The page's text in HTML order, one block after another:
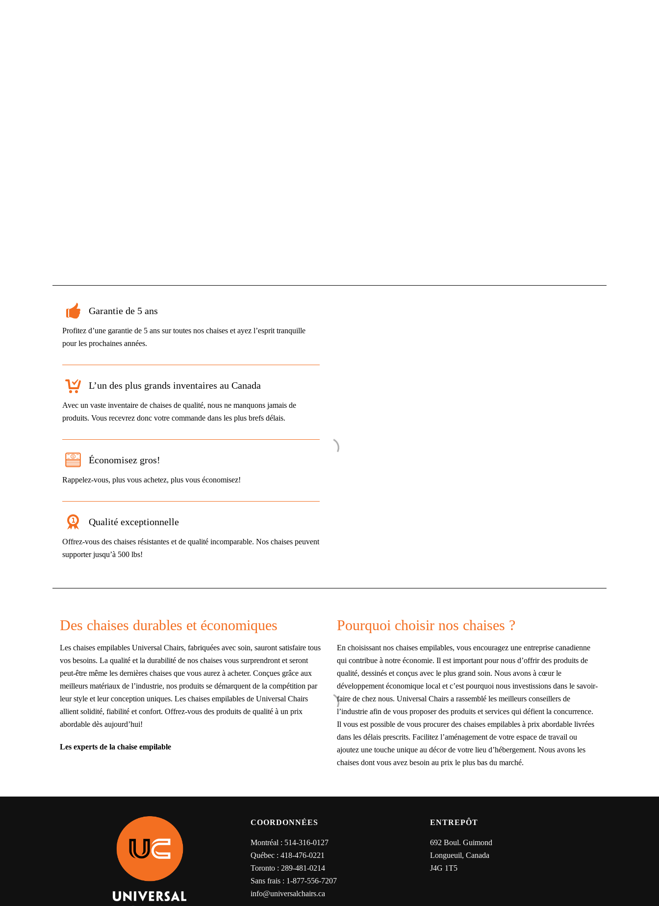
Garantie de 5 ans
Profitez d’une garantie de 5 ans sur toutes nos chaises et ayez l’esprit tranquille
pour les prochaines années.
L’un des plus grands inventaires au Canada
Avec un vaste inventaire de chaises de qualité, nous ne manquons jamais de
produits. Vous recevrez donc votre commande dans les plus brefs délais.
Économisez gros!
Rappelez-vous, plus vous achetez, plus vous économisez!
Qualité exceptionnelle
Offrez-vous des chaises résistantes et de qualité incomparable. Nos chaises peuvent
supporter jusqu’à 500 lbs!
Des chaises durables et économiques
Les chaises empilables Universal Chairs, fabriquées avec soin, sauront satisfaire tous
vos besoins. La qualité et la durabilité de nos chaises vous surprendront et seront
peut-être même les dernières chaises que vous aurez à acheter. Conçues grâce aux
meilleurs matériaux de l’industrie, nos produits se démarquent de la compétition par
leur style et leur conception uniques. Les chaises empilables de Universal Chairs
allient solidité, fiabilité et confort. Offrez-vous des produits de qualité à un prix
abordable dès aujourd’hui!
Les experts de la chaise empilable
Pourquoi choisir nos chaises ?
En choisissant nos chaises empilables, vous encouragez une entreprise canadienne
qui contribue à notre économie. Il est important pour nous d’offrir des produits de
qualité, dessinés et conçus avec le plus grand soin. Nous avons à cœur le
développement économique local et c’est pourquoi nous investissions dans le savoir-
faire de chez nous. Universal Chairs a rassemblé les meilleurs conseillers de
l’industrie afin de vous proposer des produits et services qui défient la concurrence.
Il vous est possible de vous procurer des chaises empilables à prix abordable livrées
dans les délais prescrits. Facilitez l’aménagement de votre espace de travail ou
ajoutez une touche unique au décor de votre lieu d’hébergement. Nous avons les
chaises dont vous avez besoin au prix le plus bas du marché.
COORDONNÉES
Montréal : 514-316-0127
Québec : 418-476-0221
Toronto : 289-481-0214
Sans frais : 1-877-556-7207
info@universalchairs.ca
ENTREPÔT
692 Boul. Guimond
Longueuil, Canada
J4G 1T5